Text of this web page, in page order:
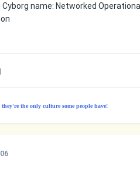
Cyborg name: Networked
the only culture some people have!